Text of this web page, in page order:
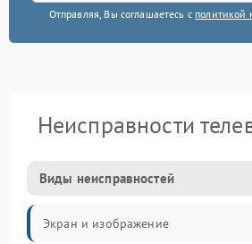
Отправляя, Вы соглашаетесь с политикой
Неисправности
Виды неисправностей
Экран и изображение